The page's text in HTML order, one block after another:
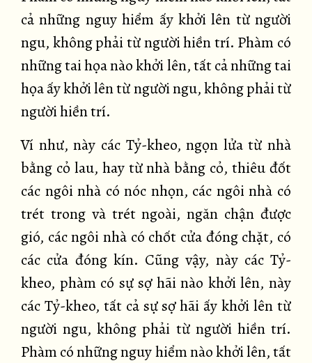
cả những nguy hiểm ấy khởi lên từ người
ngu, không phải từ người hiền trí. Phàm có
những tai họa nào khởi lên, tất cả những tai
họa ấy khởi lên từ người ngu, không phải từ
người hiền trí.
Ví như, này các Tỷ-kheo, ngọn lửa từ nhà
bằng cỏ lau, hay từ nhà bằng cỏ, thiêu đốt
các ngôi nhà có nóc nhọn, các ngôi nhà có
trét trong và trét ngoài, ngăn chận được
gió, các ngôi nhà có chốt cửa đóng chặt, có
các cửa đóng kín. Cũng vậy, này các Tỷ-
kheo, phàm có sự sợ hãi nào khởi lên, này
các Tỷ-kheo, tất cả sự sợ hãi ấy khởi lên từ
người ngu, không phải từ người hiền trí.
Phàm có những nguy hiểm nào khởi lên, tất